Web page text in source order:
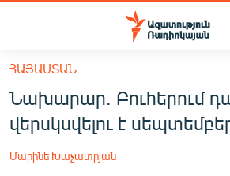
Մատչելիության
հիմնական
բովանդակությանը
Անցնել
հիմնական
մենյուին
ՀԱՅԱՍՏԱՆ
ՔԱՂԱՔԱԿԱՆ
ԸՆՏՐՈՒԹՅՈՒՆՆԵՐ 2026
ՀԱՅԱՍՏԱՆ
Նախարար. Բուհերում
վերսկսվելու է
Մարինե Խաչատրյան